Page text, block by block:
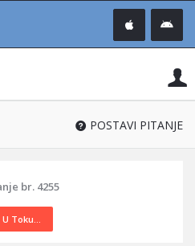
®
POSTAVI PITANJE
br. 4255
U Toku...